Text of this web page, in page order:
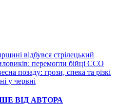
відбувся стрілецький
перемогли бійці ССО
позаду: грози, спека та різкі
у червні
ВІД АВТОРА